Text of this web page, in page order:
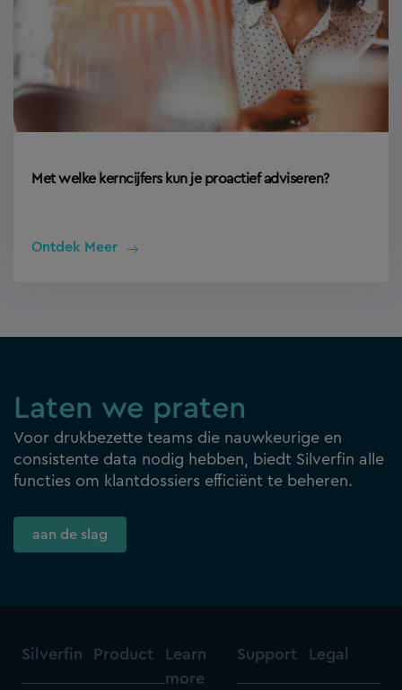
Met welke kerncijfers kun je proactief adviseren?
Ontdek Meer
Laten we praten
Voor drukbezette teams die nauwkeurige en
consistente data nodig hebben, biedt Silverfin alle
functies om klantdossiers efficiënt te beheren.
aan de slag
Silverfin Product
Learn
more
Support Legal